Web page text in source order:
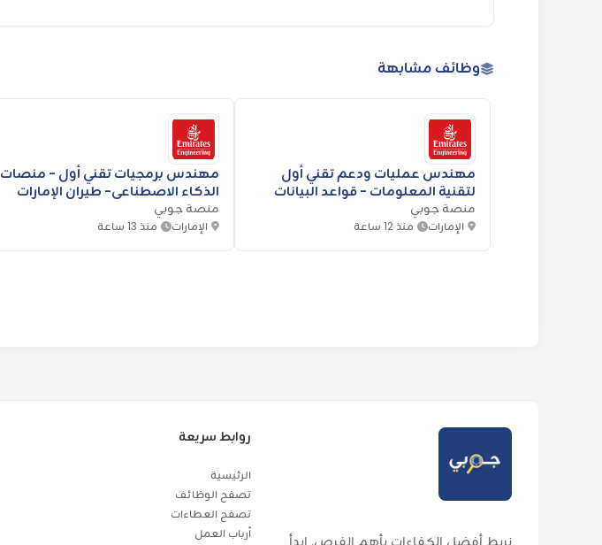
وظائف مشابهة
مهندس عمليات ودعم تقني أول
لتقنية المعلومات - قواعد البيانات
والتكامل- طيران الإمارات
منصة جوبي
الإمارات منذ 12 ساعة
مهندس برمجيات تقني أول - منصات
الذكاء الاصطناعي- طيران الإمارات
منصة جوبي
الإمارات منذ 13 ساعة
نربط أفضل الكفاءات بأهم الفرص. ابدأ
روابط سريعة
الرئيسية
تصفح الوظائف
تصفح العطاءات
أرباب العمل